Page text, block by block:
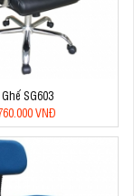
Ghế SG603
VNĐ